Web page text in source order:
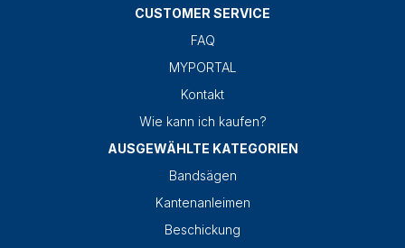
CUSTOMER SERVICE
FAQ
MYPORTAL
Kontakt
Wie kann ich kaufen?
AUSGEWÄHLTE KATEGORIEN
Bandsägen
Kantenanleimen
Beschickung